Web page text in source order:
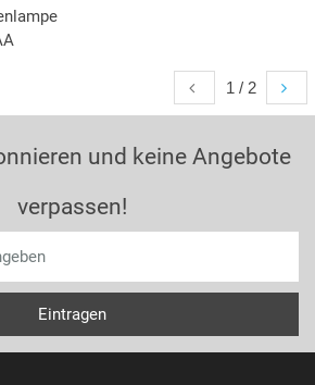
1 / 2
und keine Angebote
verpassen!